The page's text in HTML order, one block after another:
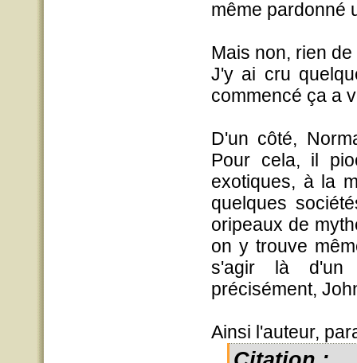
même pardonné
Mais non, rien
J'y ai cru
commencé ça a
D'un côté,
Pour cela, il
exotiques, à la
quelques
oripeaux de
on y trouve
s'agir là d'un
précisément,
Ainsi l'auteur,